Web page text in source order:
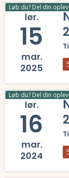
Løb du? Del din
lør.
15
mar.
2025
Løb du? Del din
lør.
16
mar.
2024